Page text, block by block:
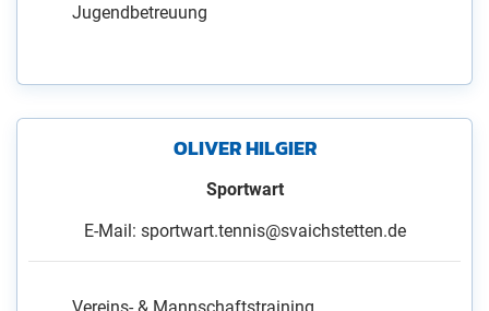
Jugendbetreuung
OLIVER HILGIER
Sportwart
E-Mail: sportwart.tennis@svaichstetten.de
Vereins- & Mannschaftstraining